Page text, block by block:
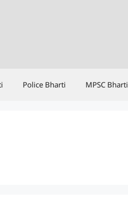
Police Bharti MPSC Bharti